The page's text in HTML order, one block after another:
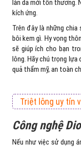
làn da mới tổn thương.
kích ứng.
Trên đây là những
bôi kem gì. Hy vọng
sẽ giúp ích cho bạn
lông. Hãy chú trọng
quả thẩm mỹ, an toàn
Triệt lông uy tín
Công nghệ
Nếu như việc sử dụng